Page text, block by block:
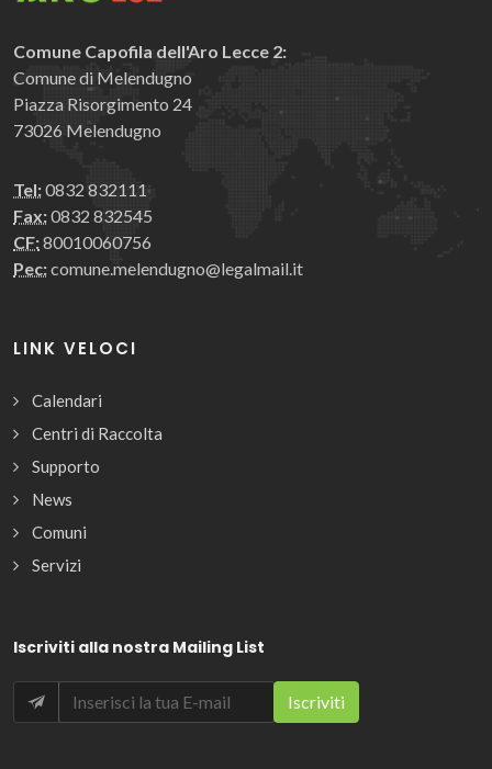
Comune Capofila dell'Aro Lecce 2:
Comune di Melendugno
Piazza Risorgimento 24
73026 Melendugno
Tel:0832 832111
Fax:0832 832545
CF:80010060756
Pec:comune.melendugno@legalmail.it
LINK VELOCI
Calendari
Centri di Raccolta
Supporto
News
Comuni
Servizi
Iscriviti alla nostra Mailing List